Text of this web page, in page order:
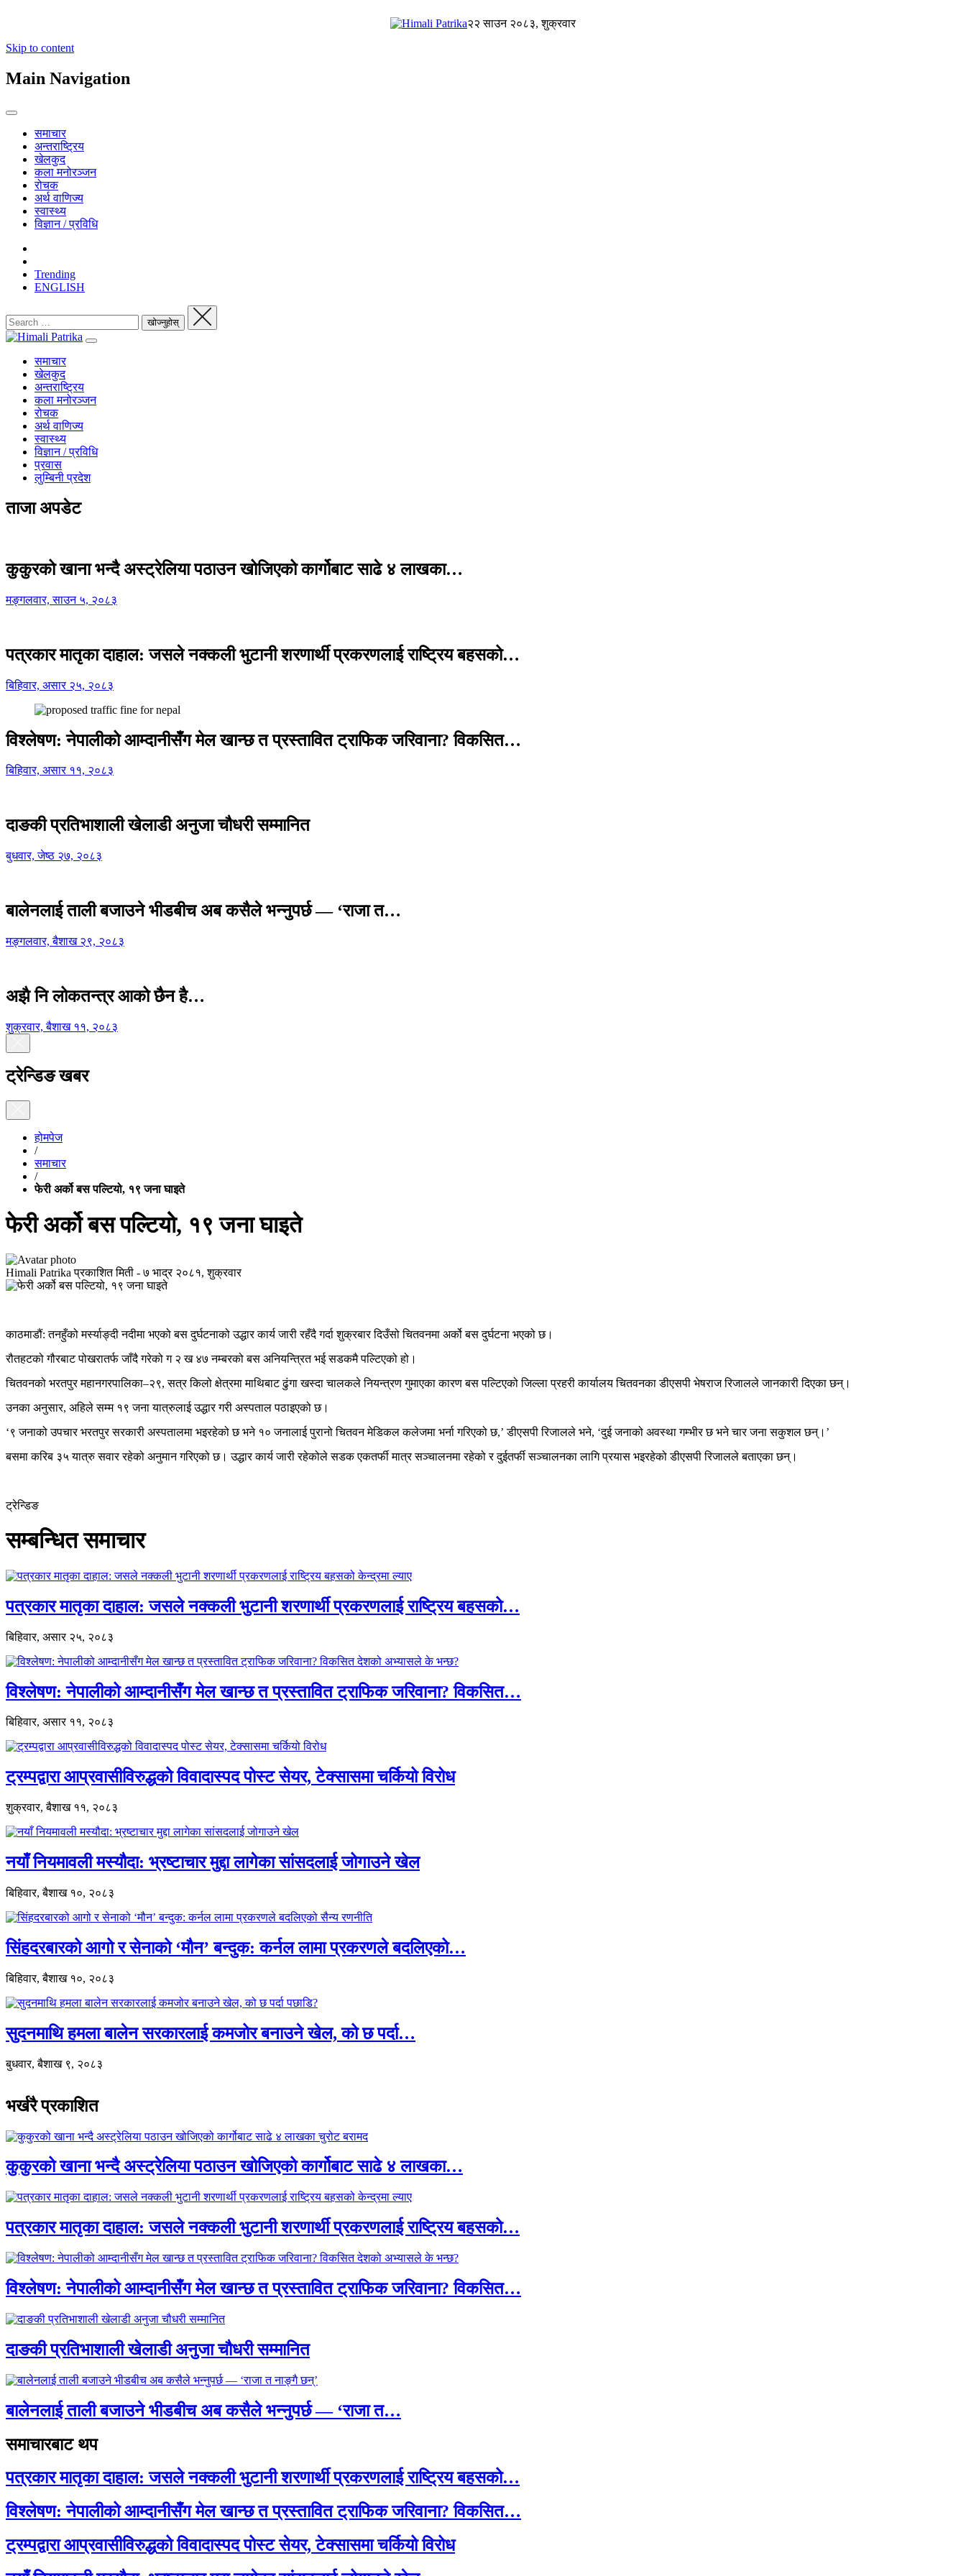
२२ साउन २०८३, शुक्रवार
Skip to content
Main Navigation
समाचार
अन्तराष्ट्रिय
खेलकुद
कला मनोरञ्जन
रोचक
अर्थ वाणिज्य
स्वास्थ्य
विज्ञान / प्रविधि
Trending
ENGLISH
समाचार
खेलकुद
अन्तराष्ट्रिय
कला मनोरञ्जन
रोचक
अर्थ वाणिज्य
स्वास्थ्य
विज्ञान / प्रविधि
प्रवास
लुम्बिनी प्रदेश
ताजा अपडेट
कुकुरको खाना भन्दै अस्ट्रेलिया पठाउन खोजिएको कार्गोबाट साढे ४ लाखका…
मङ्गलवार, साउन ५, २०८३
पत्रकार मातृका दाहाल: जसले नक्कली भुटानी शरणार्थी प्रकरणलाई राष्ट्रिय बहसको…
बिहिवार, असार २५, २०८३
विश्लेषण: नेपालीको आम्दानीसँग मेल खान्छ त प्रस्तावित ट्राफिक जरिवाना? विकसित…
बिहिवार, असार ११, २०८३
दाङकी प्रतिभाशाली खेलाडी अनुजा चौधरी सम्मानित
बुधवार, जेष्ठ २७, २०८३
बालेनलाई ताली बजाउने भीडबीच अब कसैले भन्नुपर्छ — ‘राजा त…
मङ्गलवार, बैशाख २९, २०८३
अझै नि लोकतन्त्र आको छैन है…
शुक्रवार, बैशाख ११, २०८३
ट्रेन्डिङ खबर
होमपेज
/
समाचार
/
फेरी अर्को बस पल्टियो, १९ जना घाइते
फेरी अर्को बस पल्टियो, १९ जना घाइते
Himali Patrika प्रकाशित मिती - ७ भाद्र २०८१, शुक्रवार
काठमाडौं: तनहुँको मर्स्याङ्दी नदीमा भएको बस दुर्घटनाको उद्धार कार्य जारी रहँदै गर्दा शुक्रबार दिउँसो चितवनमा अर्को बस दुर्घटना भएको छ।
रौतहटको गौरबाट पोखरातर्फ जाँदै गरेको ग २ ख ४७ नम्बरको बस अनियन्त्रित भई सडकमै पल्टिएको हो।
चितवनको भरतपुर महानगरपालिका–२९, सत्र किलो क्षेत्रमा माथिबाट ढुंगा खस्दा चालकले नियन्त्रण गुमाएका कारण बस पल्टिएको जिल्ला प्रहरी कार्यालय चितवनका डीएसपी भेषराज रिजालले जानकारी दिएका छन्।
उनका अनुसार, अहिले सम्म १९ जना यात्रुलाई उद्धार गरी अस्पताल पठाइएको छ।
‘९ जनाको उपचार भरतपुर सरकारी अस्पतालमा भइरहेको छ भने १० जनालाई पुरानो चितवन मेडिकल कलेजमा भर्ना गरिएको छ,’ डीएसपी रिजालले भने, ‘दुई जनाको अवस्था गम्भीर छ भने चार जना सकुशल छन्।’
बसमा करिब ३५ यात्रु सवार रहेको अनुमान गरिएको छ। उद्धार कार्य जारी रहेकोले सडक एकतर्फी मात्र सञ्चालनमा रहेको र दुईतर्फी सञ्चालनका लागि प्रयास भइरहेको डीएसपी रिजालले बताएका छन्।
ट्रेन्डिङ
सम्बन्धित समाचार
पत्रकार मातृका दाहाल: जसले नक्कली भुटानी शरणार्थी प्रकरणलाई राष्ट्रिय बहसको…
बिहिवार, असार २५, २०८३
विश्लेषण: नेपालीको आम्दानीसँग मेल खान्छ त प्रस्तावित ट्राफिक जरिवाना? विकसित…
बिहिवार, असार ११, २०८३
ट्रम्पद्वारा आप्रवासीविरुद्धको विवादास्पद पोस्ट सेयर, टेक्सासमा चर्कियो विरोध
शुक्रवार, बैशाख ११, २०८३
नयाँ नियमावली मस्यौदा: भ्रष्टाचार मुद्दा लागेका सांसदलाई जोगाउने खेल
बिहिवार, बैशाख १०, २०८३
सिंहदरबारको आगो र सेनाको ‘मौन’ बन्दुक: कर्नल लामा प्रकरणले बदलिएको…
बिहिवार, बैशाख १०, २०८३
सुदनमाथि हमला बालेन सरकारलाई कमजोर बनाउने खेल, को छ पर्दा…
बुधवार, बैशाख ९, २०८३
भर्खरै प्रकाशित
कुकुरको खाना भन्दै अस्ट्रेलिया पठाउन खोजिएको कार्गोबाट साढे ४ लाखका…
पत्रकार मातृका दाहाल: जसले नक्कली भुटानी शरणार्थी प्रकरणलाई राष्ट्रिय बहसको…
विश्लेषण: नेपालीको आम्दानीसँग मेल खान्छ त प्रस्तावित ट्राफिक जरिवाना? विकसित…
दाङकी प्रतिभाशाली खेलाडी अनुजा चौधरी सम्मानित
बालेनलाई ताली बजाउने भीडबीच अब कसैले भन्नुपर्छ — ‘राजा त…
समाचारबाट थप
पत्रकार मातृका दाहाल: जसले नक्कली भुटानी शरणार्थी प्रकरणलाई राष्ट्रिय बहसको…
विश्लेषण: नेपालीको आम्दानीसँग मेल खान्छ त प्रस्तावित ट्राफिक जरिवाना? विकसित…
ट्रम्पद्वारा आप्रवासीविरुद्धको विवादास्पद पोस्ट सेयर, टेक्सासमा चर्कियो विरोध